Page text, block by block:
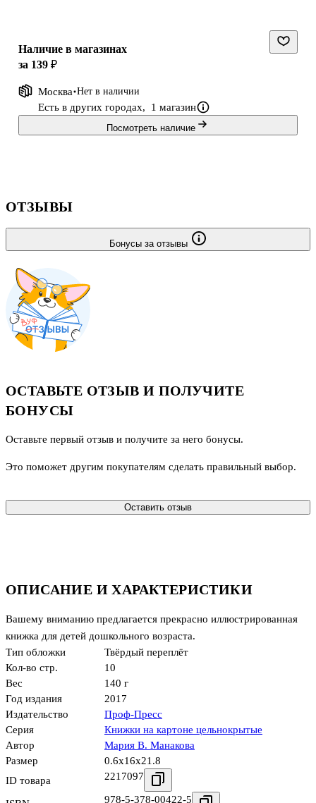
Наличие в магазинах
за 139 ₽
Москва Нет в наличии
Есть в других городах, 1 магазин
Посмотреть наличие
ОПИСАНИЕ И ХАРАКТЕРИСТИКИ
Вашему вниманию предлагается прекрасно иллюстрированная
книжка для детей дошкольного возраста.
Тип обложки
Твёрдый переплёт
Кол-во стр.
10
Вес
140 г
Год издания
2017
Издательство
Проф-Пресс
Серия
Книжки на картоне цельнокрытые
Автор
Мария В. Манакова
Размер
0.6x16x21.8
ID товара
2217097
978-5-378-00422-5
ОТЗЫВЫ
Бонусы за отзывы
ОСТАВЬТЕ ОТЗЫВ И ПОЛУЧИТЕ
БОНУСЫ
Оставьте первый отзыв и получите за него бонусы.
Это поможет другим покупателям сделать правильный выбор.
Оставить отзыв